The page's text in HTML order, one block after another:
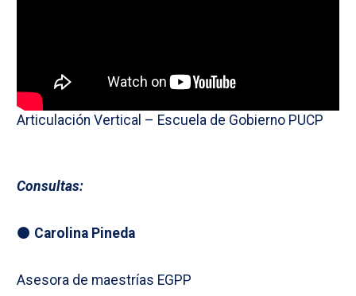
Articulación Vertical – Escuela de Gobierno PUCP
Consultas:
⚫ Carolina Pineda
Asesora de maestrías EGPP